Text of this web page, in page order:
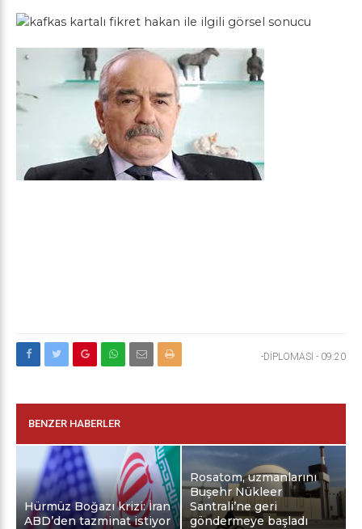
-DİPLOMASİ - 09:20
BENZER HABERLER
Hürmüz Boğazı krizi: İran
ABD’den tazminat istiyor
Rosatom, uzmanlarını
Buşehr Nükleer
Santrali’ne geri
göndermeye başladı